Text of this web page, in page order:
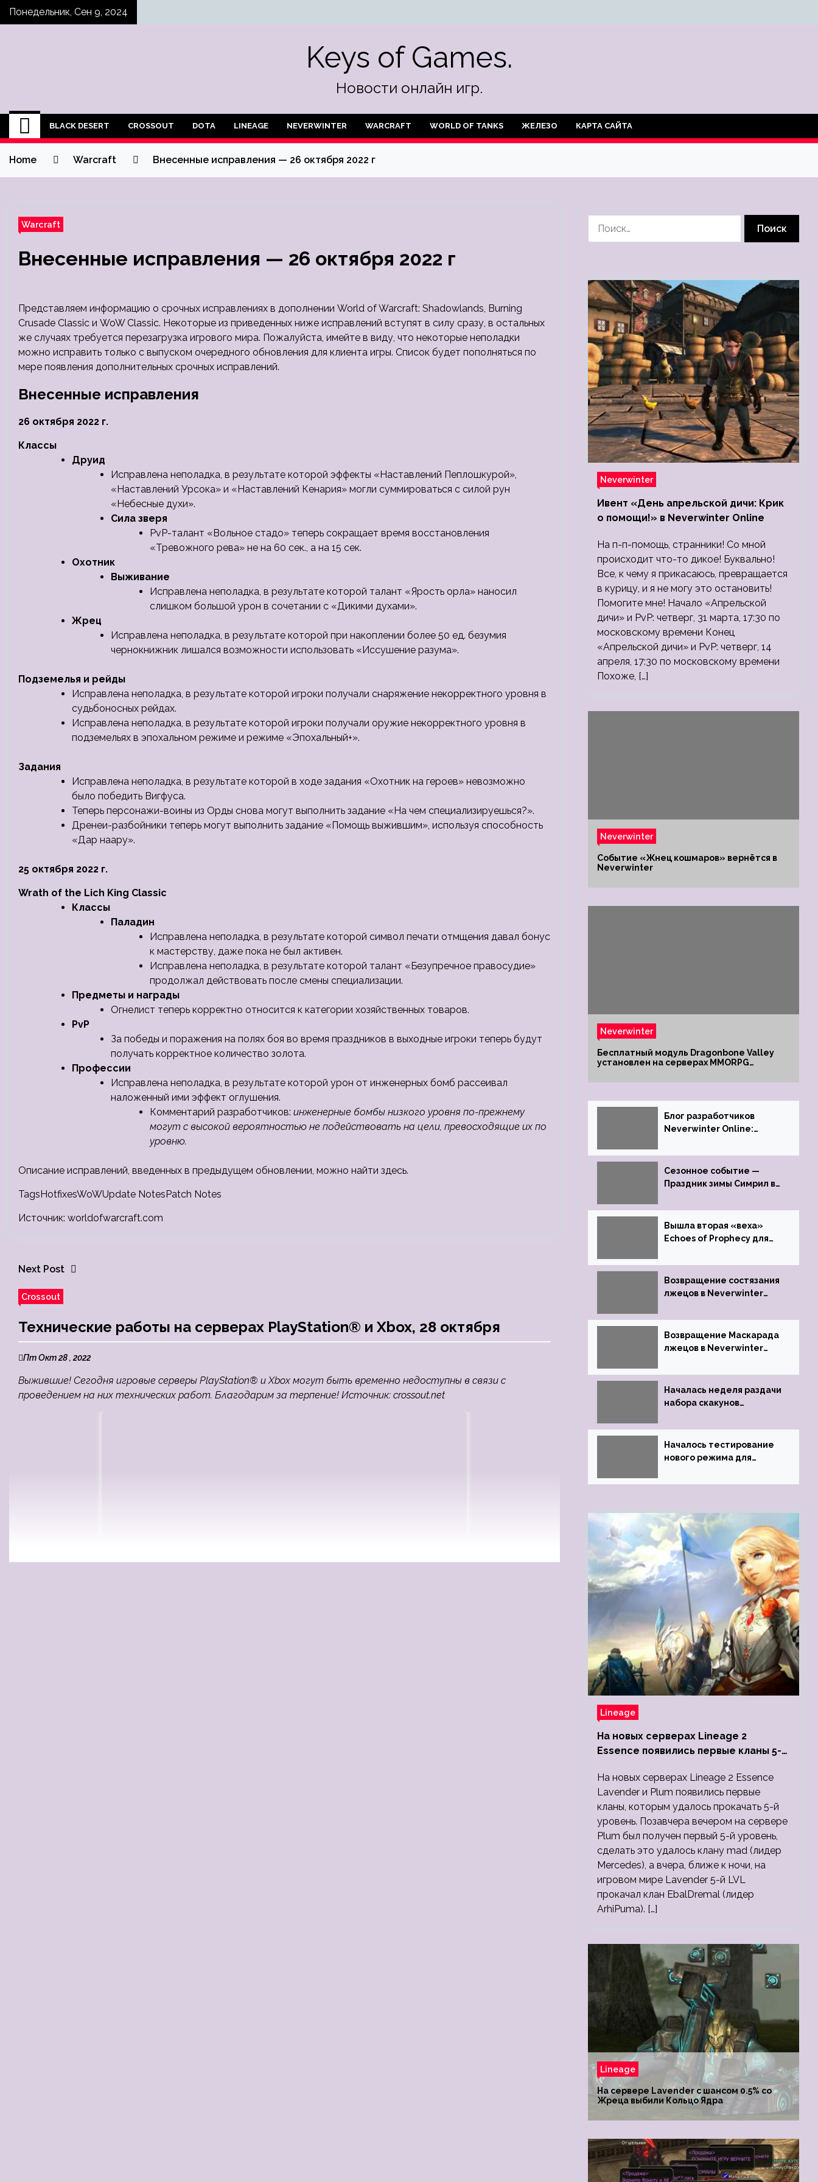
SkipПонедельник, Сен 9, 2024
Keys of Games.
Новости онлайн игр.
BLACK DESERT CROSSOUT DOTA LINEAGE NEVERWINTER WARCRAFT WORLD OF TANKS ЖЕЛЕЗО КАРТА САЙТА
Home Warcraft Внесенные исправления — 26 октября 2022 г
Warcraft
Внесенные исправления — 26 октября 2022 г
Представляем информацию о срочных исправлениях в дополнении World of Warcraft: Shadowlands, Burning
Crusade Classic и WoW Classic. Некоторые из приведенных ниже исправлений вступят в силу сразу, в остальных
же случаях требуется перезагрузка игрового мира. Пожалуйста, имейте в виду, что некоторые неполадки
можно исправить только с выпуском очередного обновления для клиента игры. Список будет пополняться по
мере появления дополнительных срочных исправлений.
Внесенные исправления
26 октября 2022 г.
Классы
Друид
Исправлена неполадка, в результате которой эффекты «Наставлений Пеплошкурой»,
«Наставлений Урсока» и «Наставлений Кенария» могли суммироваться с силой рун
«Небесные духи».
Сила зверя
PvP-талант «Вольное стадо» теперь сокращает время восстановления
«Тревожного рева» не на 60 сек., а на 15 сек.
Охотник
Выживание
Исправлена неполадка, в результате которой талант «Ярость орла» наносил
слишком большой урон в сочетании с «Дикими духами».
Жрец
Исправлена неполадка, в результате которой при накоплении более 50 ед. безумия
чернокнижник лишался возможности использовать «Иссушение разума».
Подземелья и рейды
Исправлена неполадка, в результате которой игроки получали снаряжение некорректного уровня в
судьбоносных рейдах.
Исправлена неполадка, в результате которой игроки получали оружие некорректного уровня в
подземельях в эпохальном режиме и режиме «Эпохальный+».
Задания
Исправлена неполадка, в результате которой в ходе задания «Охотник на героев» невозможно
было победить Вигфуса.
Теперь персонажи-воины из Орды снова могут выполнить задание «На чем специализируешься?».
Дренеи-разбойники теперь могут выполнить задание «Помощь выжившим», используя способность
«Дар наару».
25 октября 2022 г.
Wrath of the Lich King Classic
Классы
Паладин
Исправлена неполадка, в результате которой символ печати отмщения давал бонус
к мастерству, даже пока не был активен.
Исправлена неполадка, в результате которой талант «Безупречное правосудие»
продолжал действовать после смены специализации.
Предметы и награды
Огнелист теперь корректно относится к категории хозяйственных товаров.
PvP
За победы и поражения на полях боя во время праздников в выходные игроки теперь будут
получать корректное количество золота.
Профессии
Исправлена неполадка, в результате которой урон от инженерных бомб рассеивал
наложенный ими эффект оглушения.
Комментарий разработчиков: инженерные бомбы низкого уровня по-прежнему
могут с высокой вероятностью не подействовать на цели, превосходящие их по
уровню.
Описание исправлений, введенных в предыдущем обновлении, можно найти здесь.
TagsHotfixesWoWUpdate NotesPatch Notes
Источник: worldofwarcraft.com
Next Post
Crossout
Технические работы на серверах PlayStation® и Xbox, 28 октября
Пт Окт 28 , 2022
Выжившие! Сегодня игровые серверы PlayStation® и Xbox могут быть временно недоступны в связи с
проведением на них технических работ. Благодарим за терпение! Источник: crossout.net
Neverwinter
Ивент «День апрельской дичи: Крик
о помощи!» в Neverwinter Online
На п-п-помощь, странники! Со мной
происходит что-то дикое! Буквально!
Все, к чему я прикасаюсь, превращается
в курицу, и я не могу это остановить!
Помогите мне! Начало «Апрельской
дичи» и PvP: четверг, 31 марта, 17:30 по
московскому времени Конец
«Апрельской дичи» и PvP: четверг, 14
апреля, 17:30 по московскому времени
Похоже, […]
Neverwinter
Событие «Жнец кошмаров» вернётся в
Neverwinter
Neverwinter
Бесплатный модуль Dragonbone Valley
установлен на серверах MMORPG
Блог разработчиков
Neverwinter Online:
Костей
Сезонное событие —
Праздник зимы Симрил в
Вышла вторая «веха»
Echoes of Prophecy для
Возвращение состязания
лжецов в Neverwinter
Возвращение Маскарада
лжецов в Neverwinter
Началась неделя раздачи
набора скакунов
Началось тестирование
нового режима для
Neverwinter online
Lineage
На новых серверах Lineage 2
Essence появились первые кланы 5-
На новых серверах Lineage 2 Essence
Lavender и Plum появились первые
кланы, которым удалось прокачать 5-й
уровень. Позавчера вечером на сервере
Plum был получен первый 5-й уровень,
сделать это удалось клану mad (лидер
Mercedes), а вчера, ближе к ночи, на
игровом мире Lavender 5-й LVL
прокачал клан EbalDremal (лидер
ArhiPuma). […]
Lineage
На сервере Lavender с шансом 0.5% со
Жреца выбили Кольцо Ядра